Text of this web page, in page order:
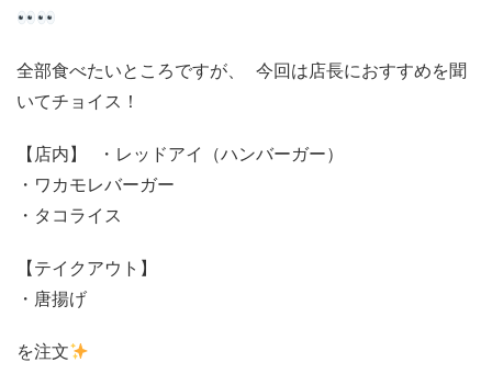
全部食べたいところですが、 今回は店長におすすめを聞
いてチョイス！
【店内】 ・レッドアイ（ハンバーガー）
・ワカモレバーガー
・タコライス
【テイクアウト】
・唐揚げ
を注文